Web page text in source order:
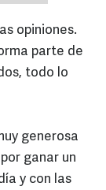
opiniones.
parte de
todo lo
generosa
ganar un
y con las